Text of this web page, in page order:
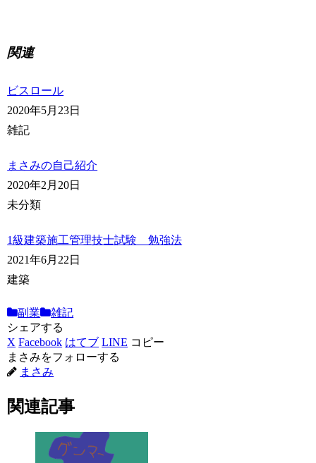
関連
ビスロール
2020年5月23日
雑記
まさみの自己紹介
2020年2月20日
未分類
1級建築施工管理技士試験 勉強法
2021年6月22日
建築
副業
雑記
シェアする
X Facebook はてブ LINE コピー
まさみをフォローする
まさみ
関連記事